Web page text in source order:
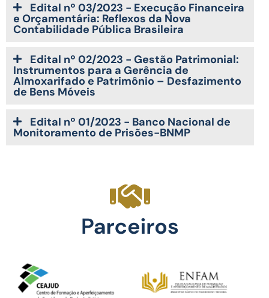
Edital nº 03/2023 - Execução Financeira
e Orçamentária: Reflexos da Nova
Contabilidade Pública Brasileira
Edital nº 02/2023 - Gestão Patrimonial:
Instrumentos para a Gerência de
Almoxarifado e Patrimônio – Desfazimento
de Bens Móveis
Edital nº 01/2023 - Banco Nacional de
Monitoramento de Prisões-BNMP